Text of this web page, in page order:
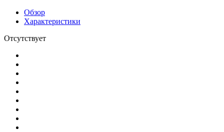
Обзор
Характеристики
Отсутствует